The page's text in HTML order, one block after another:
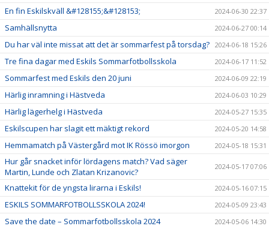
En fin Eskilskväll &#128155;&#128153; 2024-06-30 22:37
Samhällsnytta 2024-06-27 00:14
Du har väl inte missat att det är sommarfest på torsdag? 2024-06-18 15:26
Tre fina dagar med Eskils Sommarfotbollsskola 2024-06-17 11:52
Sommarfest med Eskils den 20 juni 2024-06-09 22:19
Härlig inramning i Hästveda 2024-06-03 10:29
Härlig lägerhelg i Hästveda 2024-05-27 15:35
Eskilscupen har slagit ett mäktigt rekord 2024-05-20 14:58
Hemmamatch på Västergård mot IK Rössö imorgon 2024-05-18 15:31
Hur går snacket inför lördagens match? Vad säger
Martin, Lunde och Zlatan Krizanovic?
2024-05-17 07:06
Knattekit för de yngsta lirarna i Eskils! 2024-05-16 07:15
ESKILS SOMMARFOTBOLLSSKOLA 2024! 2024-05-09 23:43
Save the date – Sommarfotbollsskola 2024 2024-05-06 14:30